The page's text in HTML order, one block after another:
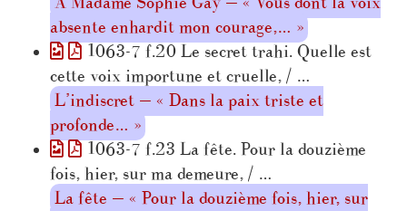
absente enhardit mon courage,… »
1063-7 f.20 Le secret trahi. Quelle est
cette voix importune et cruelle, / …
L’indiscret — « Dans la paix triste et
profonde… »
1063-7 f.23 La fête. Pour la douzième
fois, hier, sur ma demeure, / …
La fête — « Pour la douzième fois, hier, sur